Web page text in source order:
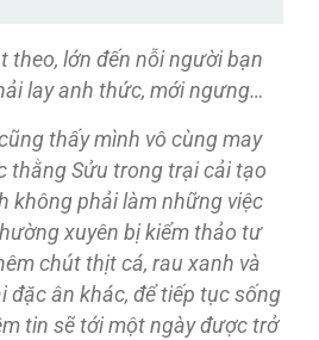
theo, lớn đến nỗi người bạn
lay anh thức, mới ngưng…
thấy mình vô cùng may
thằng Sửu trong trại cải tạo
không phải làm những việc
xuyên bị kiểm thảo tư
chút thịt cá, rau xanh và
đặc ân khác, để tiếp tục sống
tin sẽ tới một ngày được trở